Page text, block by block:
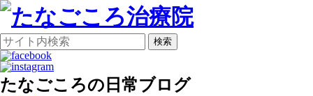
検索
たなごころの日常ブログ